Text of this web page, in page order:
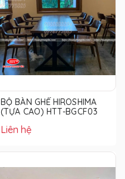
BỘ BÀN GHẾ HIROSHIMA
(TỰA CAO) HTT-BGCF03
Liên hệ